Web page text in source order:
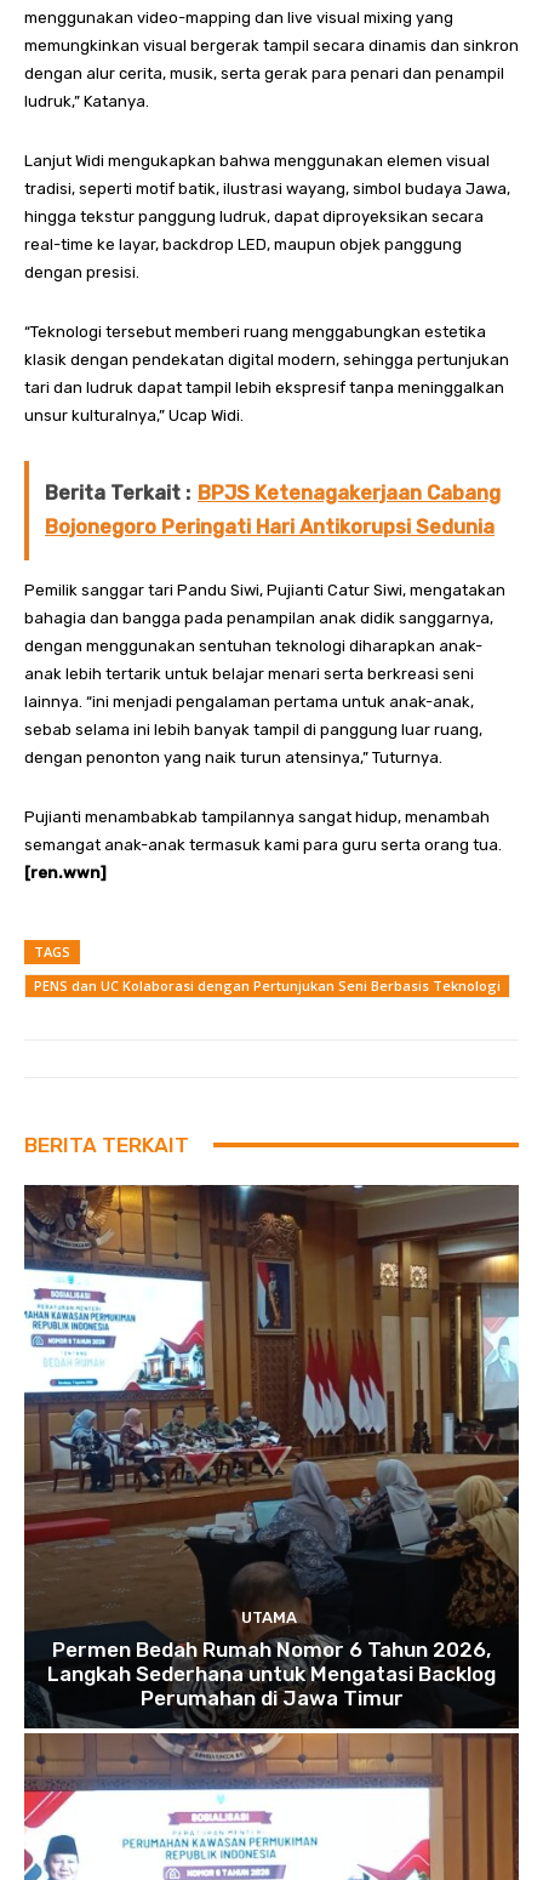
menggunakan video-mapping dan live visual mixing yang
memungkinkan visual bergerak tampil secara dinamis dan sinkron
dengan alur cerita, musik, serta gerak para penari dan penampil
ludruk,” Katanya.
Lanjut Widi mengukapkan bahwa menggunakan elemen visual
tradisi, seperti motif batik, ilustrasi wayang, simbol budaya Jawa,
hingga tekstur panggung ludruk, dapat diproyeksikan secara
real-time ke layar, backdrop LED, maupun objek panggung
dengan presisi.
“Teknologi tersebut memberi ruang menggabungkan estetika
klasik dengan pendekatan digital modern, sehingga pertunjukan
tari dan ludruk dapat tampil lebih ekspresif tanpa meninggalkan
unsur kulturalnya,” Ucap Widi.
Berita Terkait : BPJS Ketenagakerjaan Cabang
Bojonegoro Peringati Hari Antikorupsi Sedunia
Pemilik sanggar tari Pandu Siwi, Pujianti Catur Siwi, mengatakan
bahagia dan bangga pada penampilan anak didik sanggarnya,
dengan menggunakan sentuhan teknologi diharapkan anak-
anak lebih tertarik untuk belajar menari serta berkreasi seni
lainnya. “ini menjadi pengalaman pertama untuk anak-anak,
sebab selama ini lebih banyak tampil di panggung luar ruang,
dengan penonton yang naik turun atensinya,” Tuturnya.
Pujianti menambabkab tampilannya sangat hidup, menambah
semangat anak-anak termasuk kami para guru serta orang tua.
[ren.wwn]
TAGS
PENS dan UC Kolaborasi dengan Pertunjukan Seni Berbasis Teknologi
BERITA TERKAIT
UTAMA
Permen Bedah Rumah Nomor 6 Tahun 2026,
Langkah Sederhana untuk Mengatasi Backlog
Perumahan di Jawa Timur